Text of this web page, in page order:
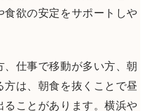
食欲の安定をサポートしや
仕事で移動が多い方、朝
方は、朝食を抜くことで昼
ことがあります。横浜や